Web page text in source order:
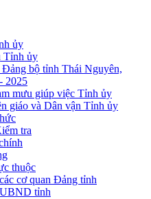
ủy
Tỉnh ủy
Đảng bộ tỉnh Thái Nguyên,
2025
mưu giúp việc Tỉnh ủy
giáo và Dân vận Tỉnh ủy
tra
thuộc
cơ quan Đảng tỉnh
tỉnh